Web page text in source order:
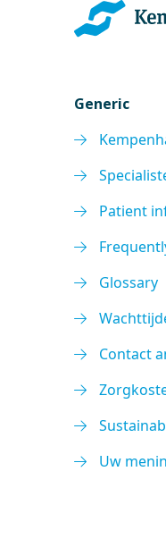
Generic
Patient
Glossary
Contact
Uw